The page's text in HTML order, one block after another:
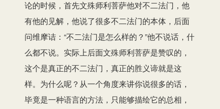
论的时候，首先文殊师利菩萨他对不二法门，他
有他的见解， 他说了很多不二法门的本体 ，后面
问维摩诘：“不二法门是怎么样的 ？”他不说话 ， 什
么都不说。 实际上后面文殊师利菩萨是赞叹的，
这个是真正的不二法门， 真正的胜义谛就是这
样。为什么呢？从一个角度来讲你说很多的话，
毕竟是一种语言的方法，只能够描绘它的总相，